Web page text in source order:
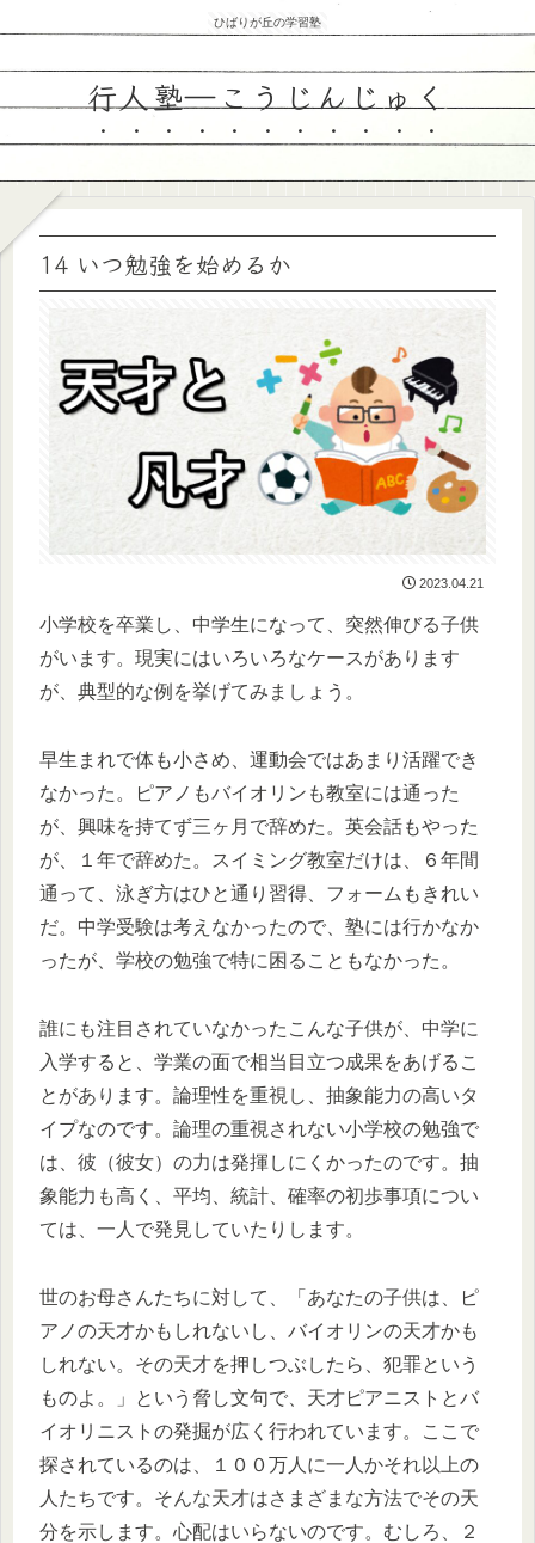
ひばりが丘の学習塾
行人塾―こうじんじゅく
14 いつ勉強を始めるか
2023.04.21
小学校を卒業し、中学生になって、突然伸びる子供
がいます。現実にはいろいろなケースがあります
が、典型的な例を挙げてみましょう。
早生まれで体も小さめ、運動会ではあまり活躍でき
なかった。ピアノもバイオリンも教室には通った
が、興味を持てず三ヶ月で辞めた。英会話もやった
が、１年で辞めた。スイミング教室だけは、６年間
通って、泳ぎ方はひと通り習得、フォームもきれい
だ。中学受験は考えなかったので、塾には行かなか
ったが、学校の勉強で特に困ることもなかった。
誰にも注目されていなかったこんな子供が、中学に
入学すると、学業の面で相当目立つ成果をあげるこ
とがあります。論理性を重視し、抽象能力の高いタ
イプなのです。論理の重視されない小学校の勉強で
は、彼（彼女）の力は発揮しにくかったのです。抽
象能力も高く、平均、統計、確率の初歩事項につい
ては、一人で発見していたりします。
世のお母さんたちに対して、「あなたの子供は、ピ
アノの天才かもしれないし、バイオリンの天才かも
しれない。その天才を押しつぶしたら、犯罪という
ものよ。」という脅し文句で、天才ピアニストとバ
イオリニストの発掘が広く行われています。ここで
探されているのは、１００万人に一人かそれ以上の
人たちです。そんな天才はさまざまな方法でその天
分を示します。心配はいらないのです。むしろ、２